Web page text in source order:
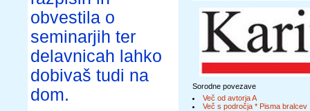
obvestila o
seminarjih ter
delavnicah lahko
dobivaš tudi na
dom.
Sorodne povezave
Več od avtorja A
Več s področja * Pisma bralcev